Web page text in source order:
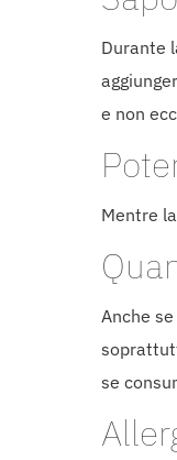
Durante
e non
Mentre
Anche
se